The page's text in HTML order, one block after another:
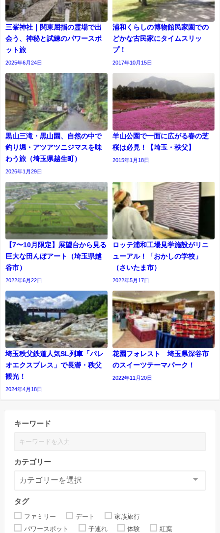
三峯神社｜関東屈指の霊場で出
会う、神秘と試練のパワースポ
ット旅
2025年6月24日
浦和くらしの博物館民家園での
どかな古民家にタイムスリッ
プ！
2017年10月15日
黒山三滝・黒山園、自然の中で
釣り堀・アツアツニジマスを味
わう旅（埼玉県越生町）
2026年1月29日
羊山公園で一面に広がる春の芝
桜は必見！【埼玉・秩父】
2015年1月18日
【7〜10月限定】展望台から見る
巨大な田んぼアート（埼玉県越
谷市）
2022年6月22日
ロッテ浦和工場見学施設がリニ
ューアル！「おかしの学校」
（さいたま市）
2022年5月17日
埼玉秩父鉄道人気SL列車「パレ
オエクスプレス」で長瀞・秩父
観光！
2024年4月18日
花園フォレスト 埼玉県深谷市
のスイーツテーマパーク！
2022年11月20日
キーワード
カテゴリー
タグ
ファミリー デート
家族旅行
パワースポット
子連れ 体験
紅葉